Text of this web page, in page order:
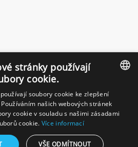
CZECH
GERMAN
stránky používají
cookie.
soubory cookie ke zlepšení
našich webových stránek
cookie v souladu s našimi zásadami
cookie. Více informací
VŠE ODMÍTNOUT